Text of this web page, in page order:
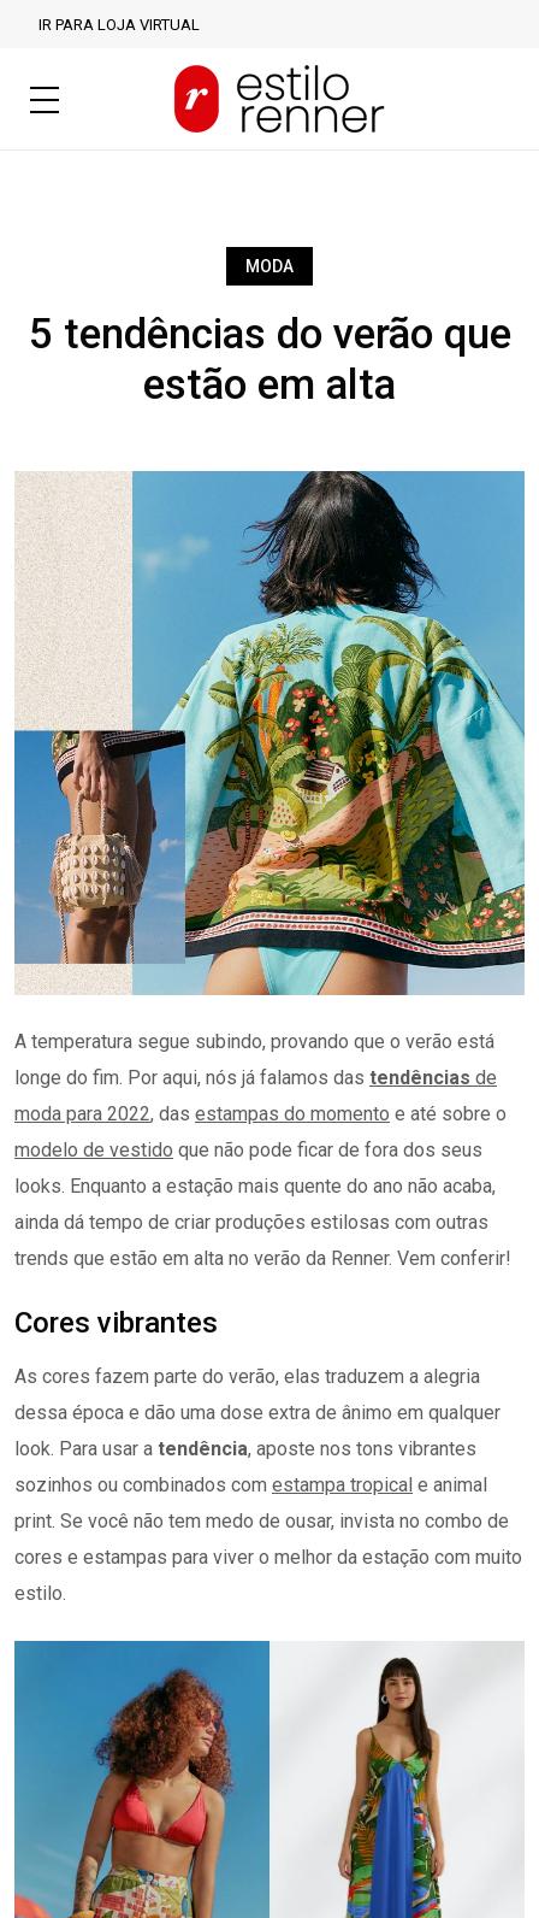
IR PARA LOJA VIRTUAL
MODA
5 tendências do verão que
estão em alta
A temperatura segue subindo, provando que o verão está
longe do fim. Por aqui, nós já falamos das tendências de
moda para 2022, das estampas do momento e até sobre o
modelo de vestido que não pode ficar de fora dos seus
looks. Enquanto a estação mais quente do ano não acaba,
ainda dá tempo de criar produções estilosas com outras
trends que estão em alta no verão da Renner. Vem conferir!
Cores vibrantes
As cores fazem parte do verão, elas traduzem a alegria
dessa época e dão uma dose extra de ânimo em qualquer
look. Para usar a tendência, aposte nos tons vibrantes
sozinhos ou combinados com estampa tropical e animal
print. Se você não tem medo de ousar, invista no combo de
cores e estampas para viver o melhor da estação com muito
estilo.